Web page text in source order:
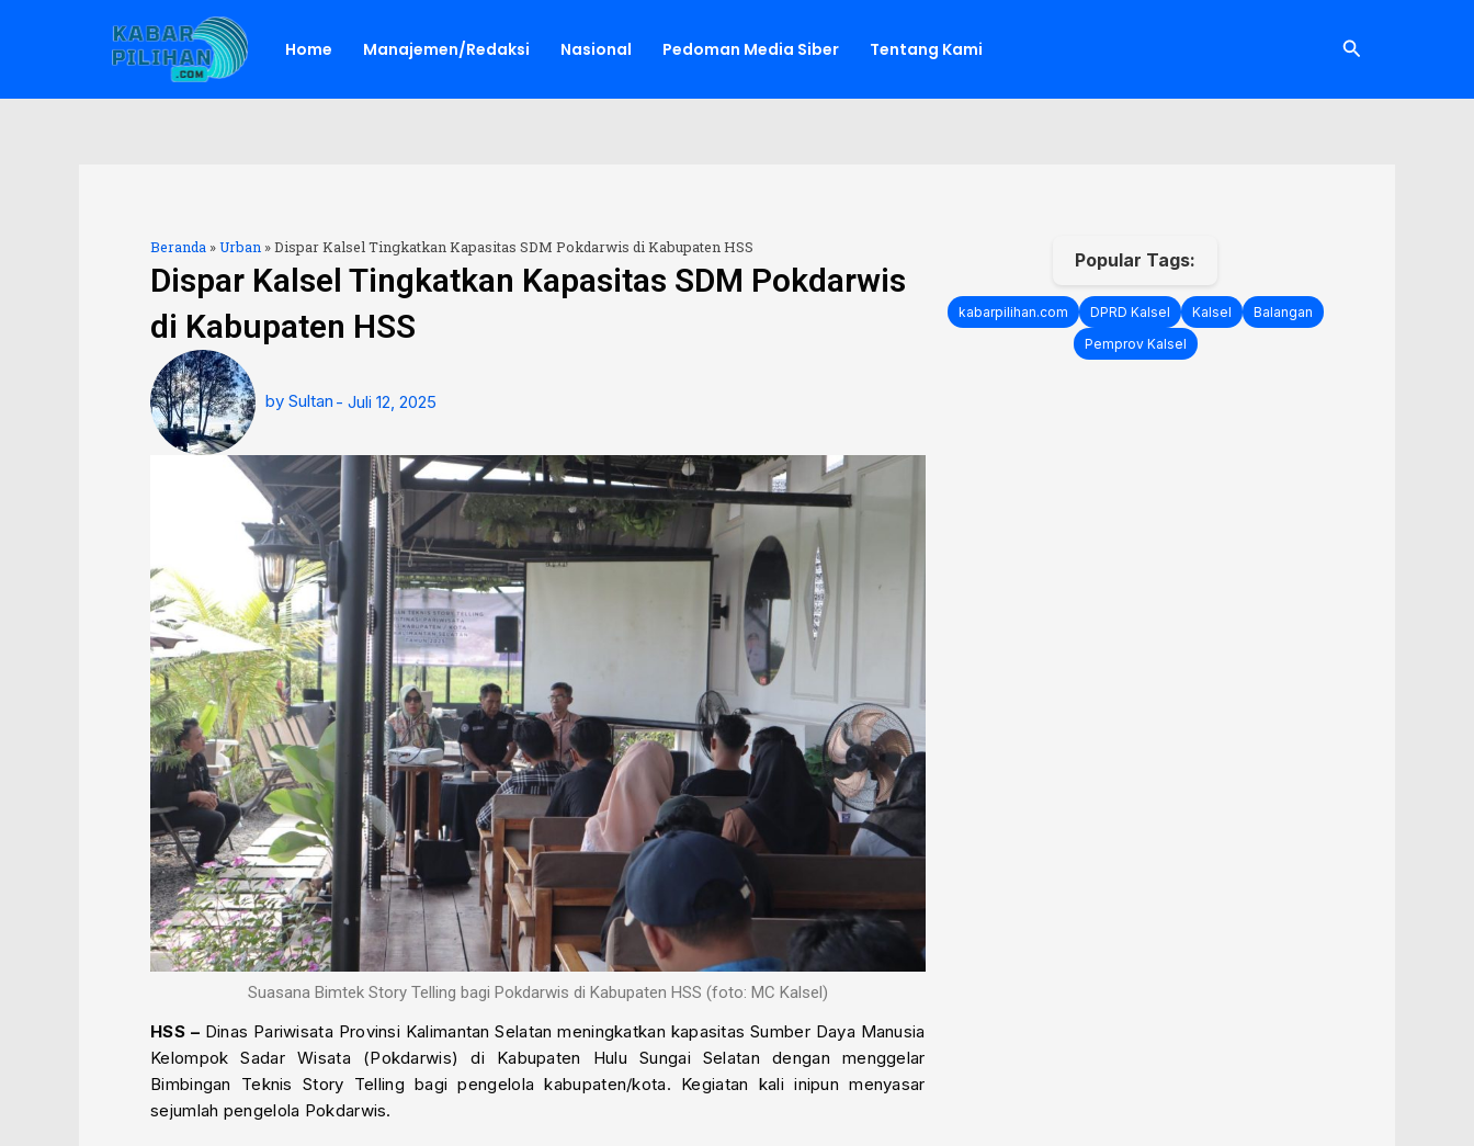
Home Manajemen/Redaksi Nasional Pedoman Media Siber Tentang Kami Cari
Beranda »Urban »Dispar Kalsel Tingkatkan Kapasitas SDM Pokdarwis di Kabupaten HSS
Dispar Kalsel Tingkatkan Kapasitas SDM Pokdarwis
di Kabupaten HSS
by Sultan - Juli 12, 2025
Suasana Bimtek Story Telling bagi Pokdarwis di Kabupaten HSS (foto: MC Kalsel)
HSS –Dinas Pariwisata Provinsi Kalimantan Selatan meningkatkan kapasitas Sumber Daya Manusia
Kelompok Sadar Wisata (Pokdarwis) di Kabupaten Hulu Sungai Selatan dengan menggelar
Bimbingan Teknis Story Telling bagi pengelola kabupaten/kota. Kegiatan kali inipun menyasar
sejumlah pengelola Pokdarwis.
Popular Tags:
kabarpilihan.com DPRD Kalsel Kalsel
Balangan
Pemprov Kalsel